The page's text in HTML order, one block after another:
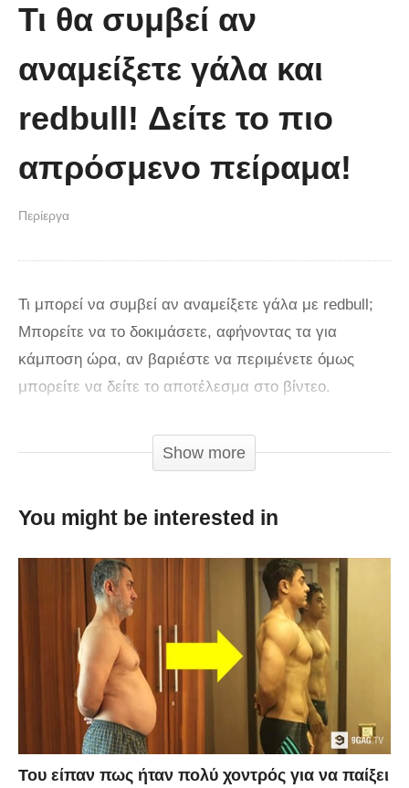
10 από τα πιο ασυνήθιστα
ουρανό
Τι θα συμβεί αν
αναμείξετε γάλα και
redbull! Δείτε το πιο
απρόσμενο πείραμα!
Περίεργα
Τι μπορεί να συμβεί αν αναμείξετε γάλα με redbull;
Μπορείτε να το δοκιμάσετε, αφήνοντας τα για
κάμποση ώρα, αν βαριέστε να περιμένετε όμως
μπορείτε να δείτε το αποτέλεσμα στο βίντεο.
Show more
You might be interested in
Του είπαν πως ήταν πολύ χοντρός για να παίξει